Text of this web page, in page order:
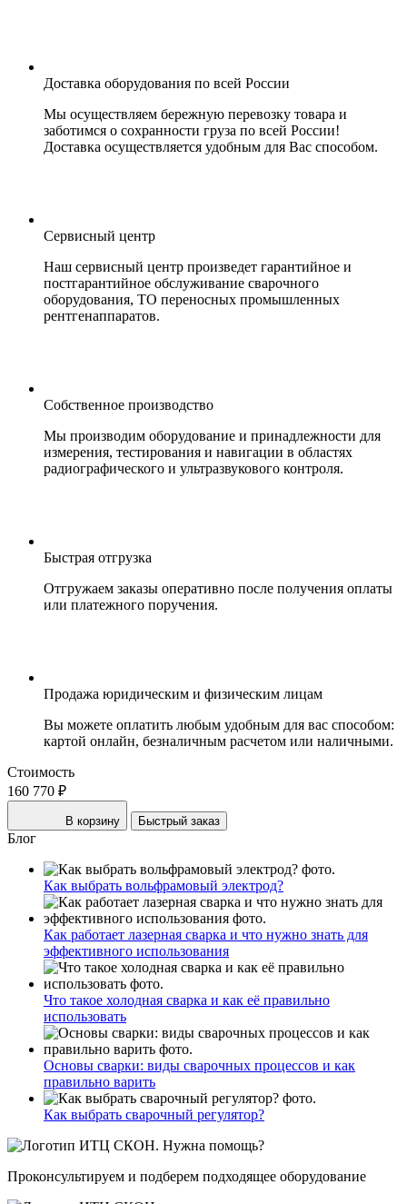
Доставка оборудования по всей России
Мы осуществляем бережную перевозку товара и
заботимся о сохранности груза по всей России!
Доставка осуществляется удобным для Вас способом.
Сервисный центр
Наш сервисный центр произведет гарантийное и
постгарантийное обслуживание сварочного
оборудования, ТО переносных промышленных
рентгенаппаратов.
Собственное производство
Мы производим оборудование и принадлежности для
измерения, тестирования и навигации в областях
радиографического и ультразвукового контроля.
Быстрая отгрузка
Отгружаем заказы оперативно после получения оплаты
или платежного поручения.
Продажа юридическим и физическим лицам
Вы можете оплатить любым удобным для вас способом:
картой онлайн, безналичным расчетом или наличными.
Стоимость
160 770 ₽
В корзину Быстрый заказ
Блог
Как выбрать вольфрамовый электрод?
Как работает лазерная сварка и что нужно знать для
эффективного использования
Что такое холодная сварка и как её правильно
использовать
Основы сварки: виды сварочных процессов и как
правильно варить
Как выбрать сварочный регулятор?
Нужна помощь?
Проконсультируем и подберем подходящее оборудование